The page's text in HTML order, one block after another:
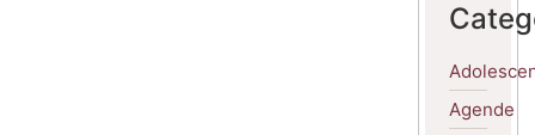
Agende